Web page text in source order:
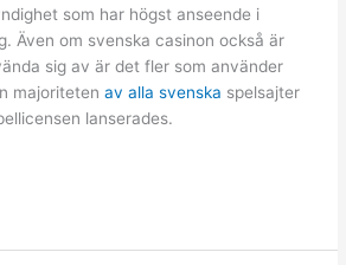
som har högst anseende i
Även om svenska casinon också är
sig av är det fler som använder
majoritetenav alla svenska spelsajter
lanserades.